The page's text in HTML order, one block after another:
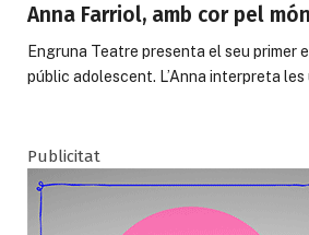
Anna Farriol, amb cor pel món
Engruna Teatre presenta el seu primer
públic adolescent. L’Anna interpreta
Publicitat